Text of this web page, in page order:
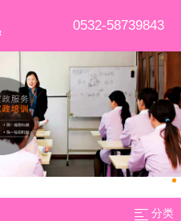
0532-58739843
分类